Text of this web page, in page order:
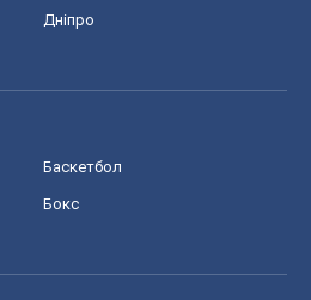
Дніпро
Баскетбол
Бокс